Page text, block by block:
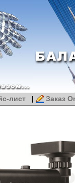
лист | Заказ